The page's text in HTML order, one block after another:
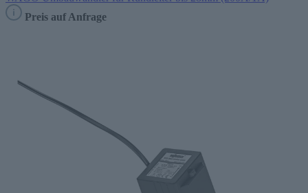
Preis auf Anfrage